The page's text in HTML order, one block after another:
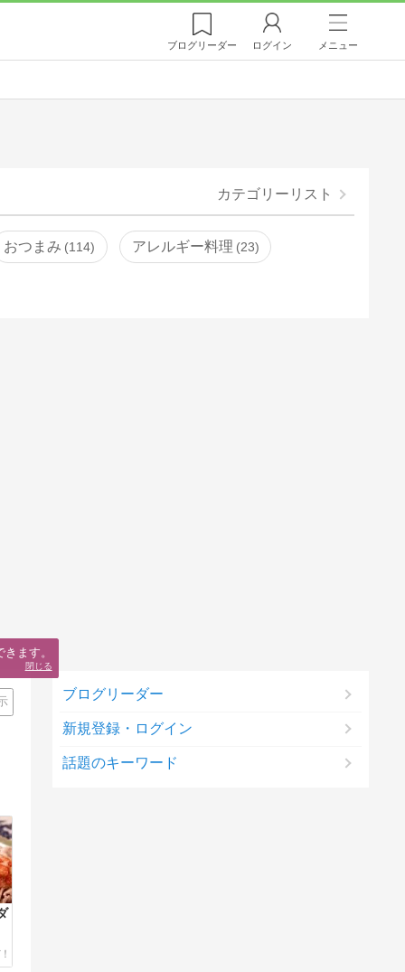
ブログリーダー ログイン メニュー
カテゴリーリスト
おつまみ 114 アレルギー料理 23
ブログリーダー
新規登録・ログイン
話題のキーワード
ます。
閉じる